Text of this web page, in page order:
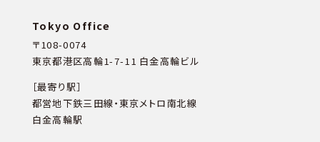
Tokyo Office
〒108-0074
東京都港区高輪1-7-11 白金高輪ビル
［最寄り駅］
都営地下鉄三田線・東京メトロ南北線
白金高輪駅